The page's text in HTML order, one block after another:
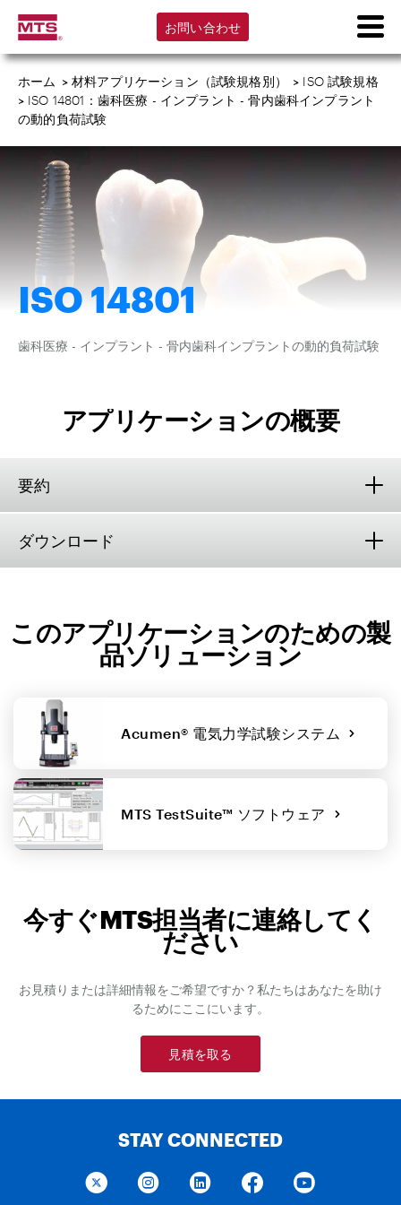
お問い合わせ
ホーム >材料アプリケーション（試験規格別） > ISO 試験規格
> ISO 14801：歯科医療 - インプラント - 骨内歯科インプラント
の動的負荷試験
ISO 14801
歯科医療 - インプラント - 骨内歯科インプラントの動的負荷試験
アプリケーションの概要
要約
ダウンロード
このアプリケーションのための製
品ソリューション
Acumen® 電気力学試験システム
MTS TestSuite™ ソフトウェア
今すぐMTS担当者に連絡してく
ださい
お見積りまたは詳細情報をご希望ですか？私たちはあなたを助け
るためにここにいます。
見積を取る
STAY CONNECTED